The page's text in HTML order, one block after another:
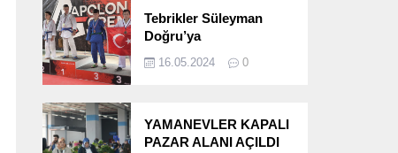
Tebrikler Süleyman
Doğru’ya
16.05.2024 0
YAMANEVLER KAPALI
PAZAR ALANI AÇILDI